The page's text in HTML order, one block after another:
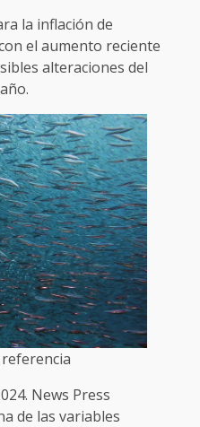
la inflación de
el aumento reciente
alteraciones del
News Press
de las variables